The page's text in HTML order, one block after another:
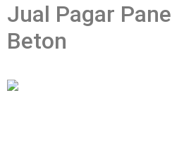
Jual Pagar
Beton